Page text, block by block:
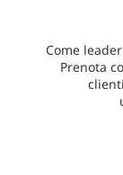
Come
Prenota